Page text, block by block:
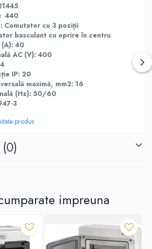
440
Comutator cu 3 poziții
basculant cu oprire în centru
40
AC (V): 400
IP: 20
maximă, mm2: 16
(Hz): 50/60
3
produs
(0)
impreuna